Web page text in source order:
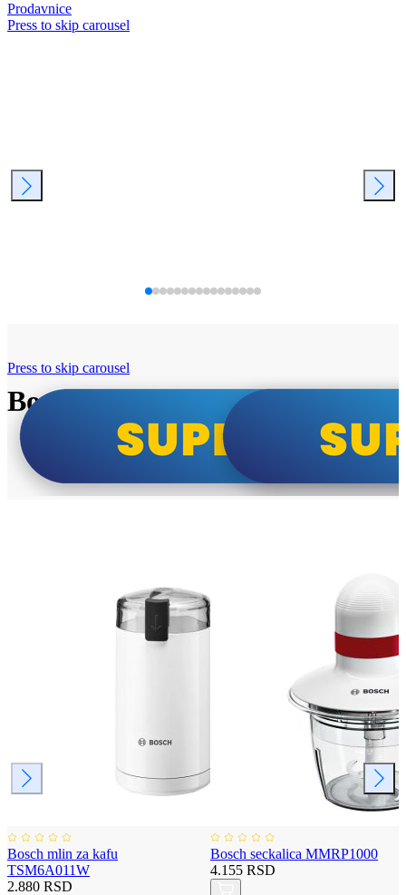
Prodavnice
Press to skip carousel
Bosch super cene
Press to skip carousel
Bosch mlin za kafu
TSM6A011W
2.880 RSD
Bosch seckalica MMRP1000
4.155 RSD